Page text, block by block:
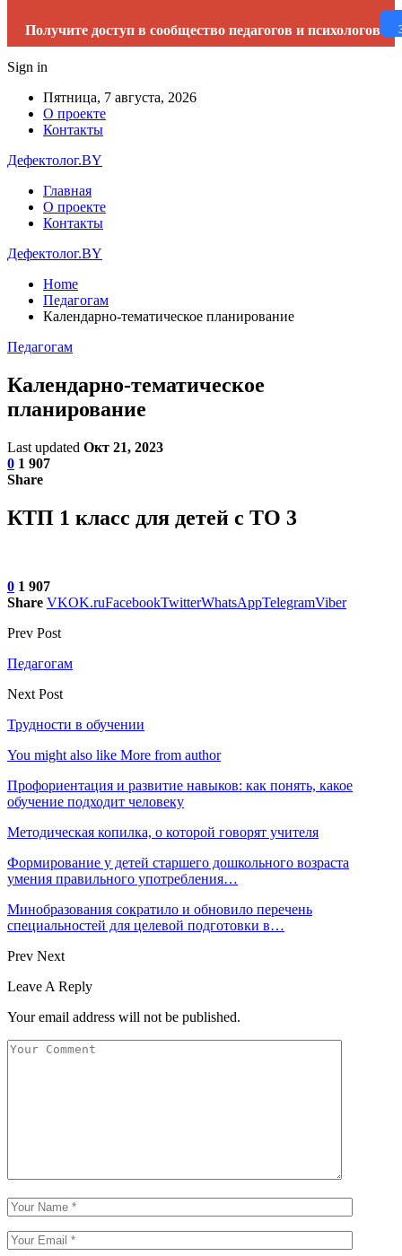
Получите доступ в сообщество педагогов и психологов
Sign in
Пятница, 7 августа, 2026
О проекте
Контакты
Дефектолог.BY
Главная
О проекте
Контакты
Дефектолог.BY
Home
Педагогам
Календарно-тематическое планирование
Педагогам
Календарно-тематическое
планирование
Last updated Окт 21, 2023
0 1 907
Share
КТП 1 класс для детей с ТО 3
0 1 907
Share VKOK.ruFacebookTwitterWhatsAppTelegramViber
Prev Post
Педагогам
Next Post
Трудности в обучении
You might also like More from author
Профориентация и развитие навыков: как понять, какое
обучение подходит человеку
Методическая копилка, о которой говорят учителя
Формирование у детей старшего дошкольного возраста
умения правильного употребления…
Минобразования сократило и обновило перечень
специальностей для целевой подготовки в…
Prev Next
Leave A Reply
Your email address will not be published.